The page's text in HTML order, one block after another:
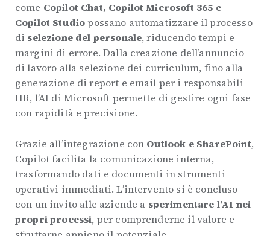
come Copilot Chat, Copilot Microsoft 365 e
Copilot Studiopossano automatizzare il processo
di selezione del personale, riducendo tempi e
margini di errore. Dalla creazione dell’annuncio
di lavoro alla selezione dei curriculum, fino alla
generazione di report e email per i responsabili
HR, l’AI di Microsoft permette di gestire ogni fase
con rapidità e precisione.
Grazie all’integrazione con Outlook e SharePoint,
Copilot facilita la comunicazione interna,
trasformando dati e documenti in strumenti
operativi immediati. L’intervento si è concluso
con un invito alle aziende a sperimentare l’AI nei
propri processi, per comprenderne il valore e